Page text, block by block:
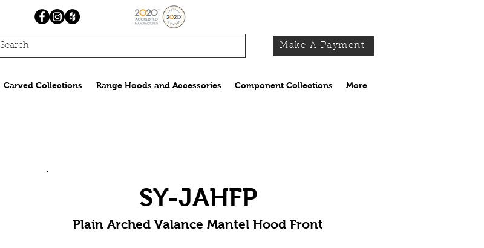
Search Make A Payment
Carved Collections Range Hoods and Accessories Component Collections More
SY-JAHFP
Plain Arched Valance Mantel Hood Front